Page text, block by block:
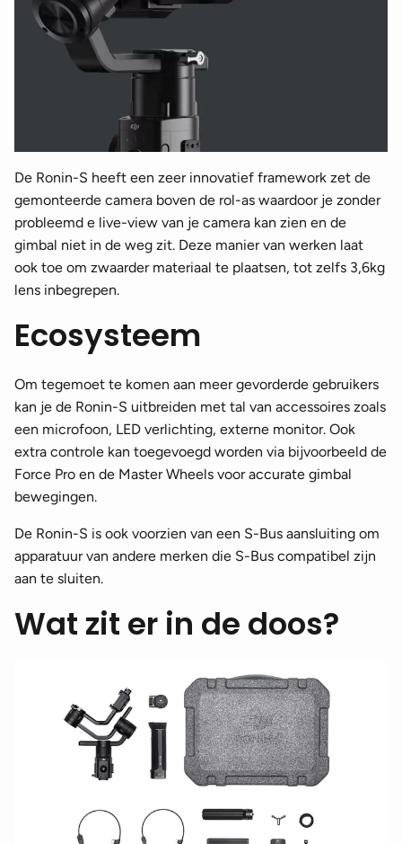
De Ronin-S heeft een zeer innovatief framework zet de
gemonteerde camera boven de rol-as waardoor je zonder
probleemd e live-view van je camera kan zien en de
gimbal niet in de weg zit. Deze manier van werken laat
ook toe om zwaarder materiaal te plaatsen, tot zelfs 3,6kg
lens inbegrepen.
Ecosysteem
Om tegemoet te komen aan meer gevorderde gebruikers
kan je de Ronin-S uitbreiden met tal van accessoires zoals
een microfoon, LED verlichting, externe monitor. Ook
extra controle kan toegevoegd worden via bijvoorbeeld de
Force Pro en de Master Wheels voor accurate gimbal
bewegingen.
De Ronin-S is ook voorzien van een S-Bus aansluiting om
apparatuur van andere merken die S-Bus compatibel zijn
aan te sluiten.
Wat zit er in de doos?